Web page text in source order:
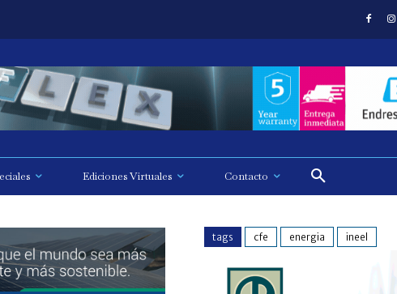
Ediciones Virtuales Contacto
tags cfe energia ineel